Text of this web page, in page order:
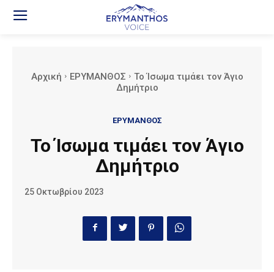
Αρχική ΕΡΥΜΑΝΘΟΣ
Το Ίσωμα τιμάει τον Άγιο
Δημήτριο
ΕΡΥΜΑΝΘΟΣ
Το Ίσωμα τιμάει τον Άγιο
Δημήτριο
25 Οκτωβρίου 2023